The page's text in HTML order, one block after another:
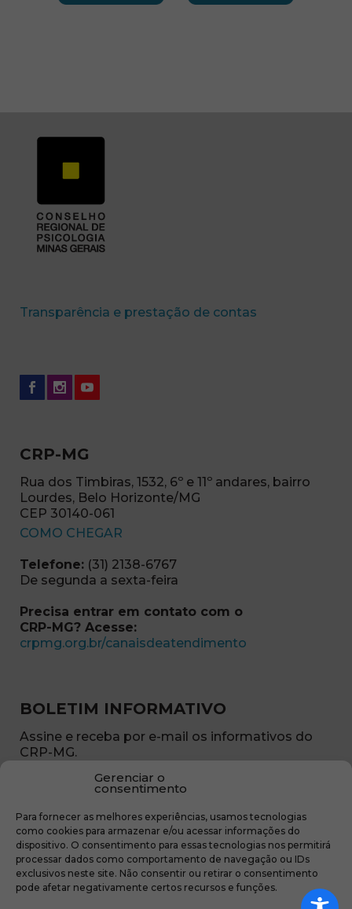
Gerenciar o
consentimento
Para fornecer as melhores experiências, usamos tecnologias
como cookies para armazenar e/ou acessar informações do
dispositivo. O consentimento para essas tecnologias nos permitirá
processar dados como comportamento de navegação ou IDs
exclusivos neste site. Não consentir ou retirar o consentimento
pode afetar negativamente certos recursos e funções.
Transparência e prestação de contas
CRP-MG
Rua dos Timbiras, 1532, 6º e 11º andares, bairro
Lourdes, Belo Horizonte/MG
CEP 30140-061
COMO CHEGAR
Telefone: (31) 2138-6767
De segunda a sexta-feira
Precisa entrar em contato com o
CRP-MG? Acesse:
crpmg.org.br/canaisdeatendimento
BOLETIM INFORMATIVO
Assine e receba por e-mail os informativos do
CRP-MG.
E-
mail
(obrigatório)
Sub
região